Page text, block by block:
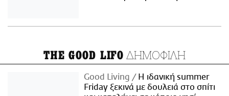
THE GOOD LIFO ΔΗΜΟΦΙΛΗ
Good Living
Η ιδανική summer
Friday ξεκινά με δουλειά στο σπίτι